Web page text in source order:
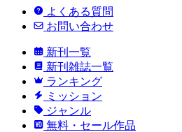
よくある質問
お問い合わせ
新刊一覧
新刊雑誌一覧
ランキング
ミッション
ジャンル
無料・セール作品